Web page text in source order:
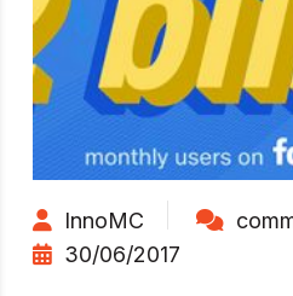
InnoMC
30/06/2017